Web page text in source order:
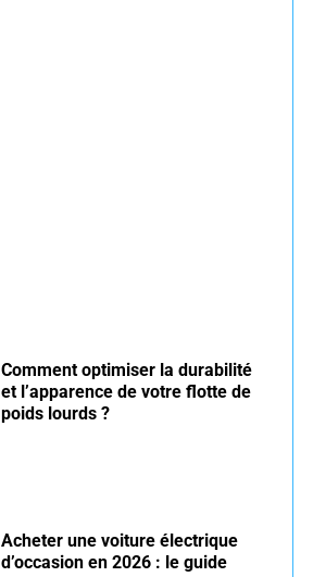
Comment optimiser la durabilité
et l’apparence de votre flotte de
poids lourds ?
Acheter une voiture électrique
d’occasion en 2026 : le guide